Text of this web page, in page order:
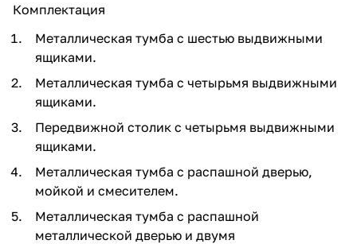
Комплектация
Металлическая тумба с шестью выдвижными
ящиками.
Металлическая тумба с четырьмя выдвижными
ящиками.
Передвижной столик с четырьмя выдвижными
ящиками.
Металлическая тумба с распашной дверью,
мойкой и смесителем.
Металлическая тумба с распашной
металлической дверью и двумя